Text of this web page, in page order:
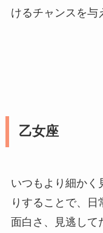
けるチャンスを与
乙女座
いつもより細かく
りすることで、
面白さ、見逃して